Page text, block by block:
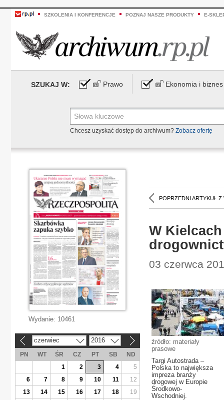
SZKOLENIA I KONFERENCJE POZNAJ NASZE PRODUKTY E-
SZUKAJ W: Prawo Ekonomia i biznes
Chcesz uzyskać dostęp do archiwum? Zobacz ofertę
POPRZEDNI ARTYKUŁ Z
W
03 czerwca
źródło: materiały
prasowe
Targi Autostrada –
Polska to największa
impreza branży
drogowej w Europie
Środkowo-
Wschodniej.
Wydanie: 10461
czerwiec 2016
PN WT ŚR CZ PT SB
ND
1
2 3 4
5
6
7 8 9 10 11
12
13
14 15 16 17 18
19